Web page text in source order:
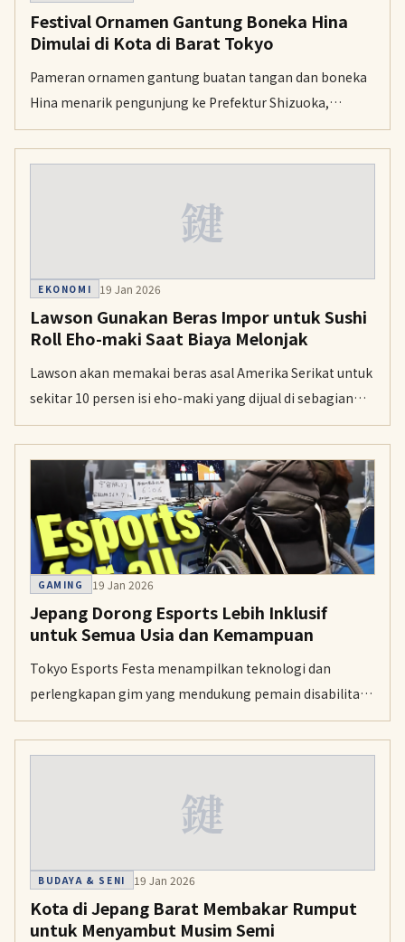
Festival Ornamen Gantung Boneka Hina
Dimulai di Kota di Barat Tokyo
Pameran ornamen gantung buatan tangan dan boneka
Hina menarik pengunjung ke Prefektur Shizuoka,
Jepang tengah. Festival ini sedang berlangsung di Kota
Higashi Izu.
鍵
EKONOMI 19 Jan 2026
Lawson Gunakan Beras Impor untuk Sushi
Roll Eho-maki Saat Biaya Melonjak
Lawson akan memakai beras asal Amerika Serikat untuk
sekitar 10 persen isi eho-maki yang dijual di sebagian
gerai di Tokyo dan sekitarnya. Langkah ini diambil di
tengah kenaikan biaya bahan, sementara beberapa
produk populer lain juga ikut terdampak.
GAMING 19 Jan 2026
Jepang Dorong Esports Lebih Inklusif
untuk Semua Usia dan Kemampuan
Tokyo Esports Festa menampilkan teknologi dan
perlengkapan gim yang mendukung pemain disabilitas
dan lansia. Acara ini menantang stereotip usia dan
kemampuan dalam dunia esports yang selama ini
鍵
BUDAYA & SENI 19 Jan 2026
Kota di Jepang Barat Membakar Rumput
untuk Menyambut Musim Semi